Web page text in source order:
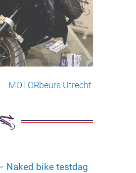
MOTORbeurs Utrecht
Naked bike testdag